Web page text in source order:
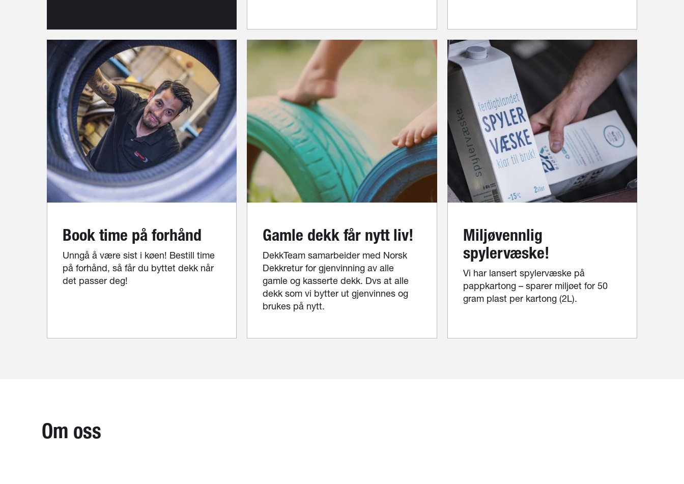
Book time på forhånd
Unngå å være sist i køen! Bestill time
på forhånd, så får du byttet dekk når
det passer deg!
Gamle dekk får nytt liv!
DekkTeam samarbeider med Norsk
Dekkretur for gjenvinning av alle
gamle og kasserte dekk. Dvs at alle
dekk som vi bytter ut gjenvinnes og
brukes på nytt.
Miljøvennlig
spylervæske!
Vi har lansert spylervæske på
pappkartong – sparer miljøet for 50
gram plast per kartong (2L).
Om oss